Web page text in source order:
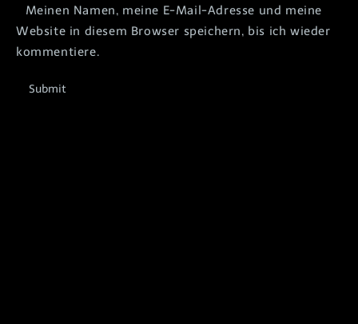
Meinen Namen, meine E-Mail-Adresse und meine
Website in diesem Browser speichern, bis ich wieder
kommentiere.
Submit